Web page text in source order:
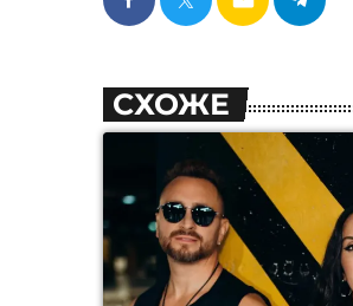
СХОЖЕ